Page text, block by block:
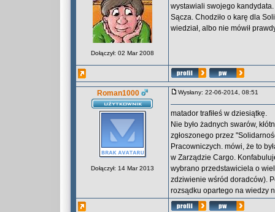
Dołączył: 02 Mar 2008
wystawiali swojego
Sącza. Chodziło o karę dla
wiedział, albo nie mówił
Roman1000
Dołączył: 14 Mar 2013
Wysłany: 22-06-2014, 08:51
matador trafiłeś w dziesiątkę.
Nie było żadnych swarów,
zgłoszonego przez
Pracowniczych. mówi, że to
w Zarządzie Cargo.
wybrano przedstawiciela o
zdziwienie wśród doradców).
rozsądku opartego na wiedzy